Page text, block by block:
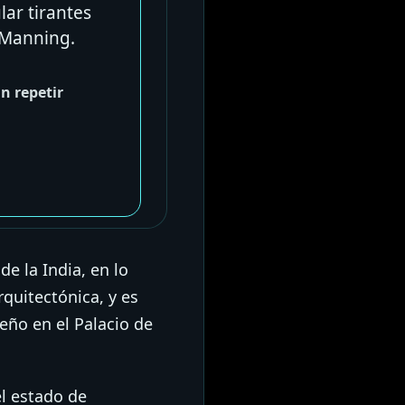
tirantes
repetir
la India, en lo
y es
en el Palacio de
estado de